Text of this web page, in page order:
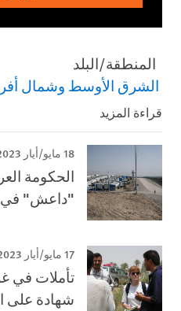
المنطقة/البلد
الشرق الأوسط وشمال
قراءة المزيد
18 مايو/أيار 2023
الحكومة
"داعش" في
17 مايو/أيار 2023
شهادة على